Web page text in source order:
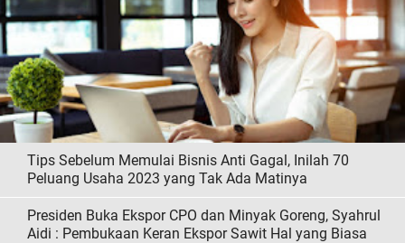
Tips Sebelum Memulai Bisnis Anti Gagal, Inilah 70
Peluang Usaha 2023 yang Tak Ada Matinya
Presiden Buka Ekspor CPO dan Minyak Goreng, Syahrul
Aidi : Pembukaan Keran Ekspor Sawit Hal yang Biasa